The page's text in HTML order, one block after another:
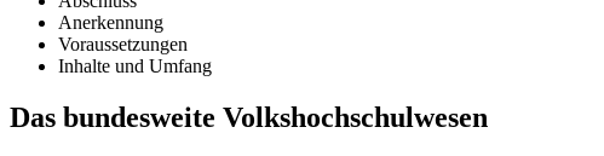
Anerkennung
Voraussetzungen
Inhalte und Umfang
Das bundesweite Volkshochschulwesen